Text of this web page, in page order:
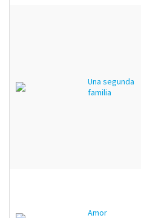
Una segunda
familia
Amor